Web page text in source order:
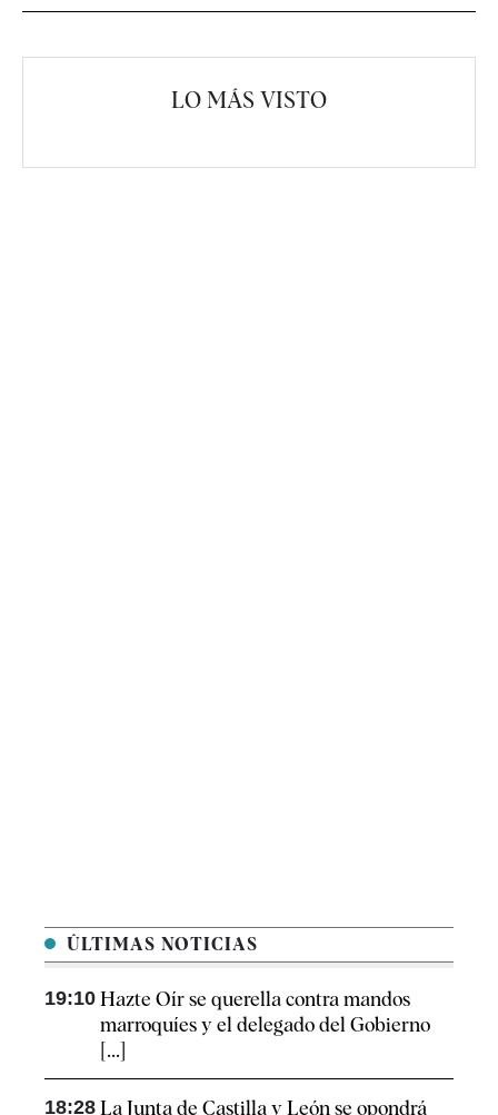
LO MÁS VISTO
ÚLTIMAS NOTICIAS
19:10 Hazte Oír se querella contra mandos
marroquíes y el delegado del Gobierno
[...]
18:28 La Junta de Castilla y León se opondrá